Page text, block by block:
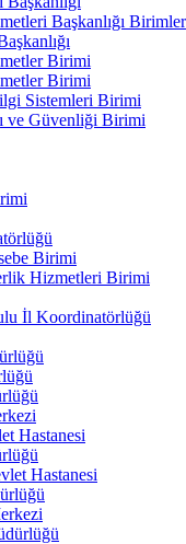
Başkanlığı
Birimi
Birimi
Sistemleri Birimi
ve Güvenliği Birimi
Birimi
Hizmetleri Birimi
İl Koordinatörlüğü
Hastanesi
Hastanesi